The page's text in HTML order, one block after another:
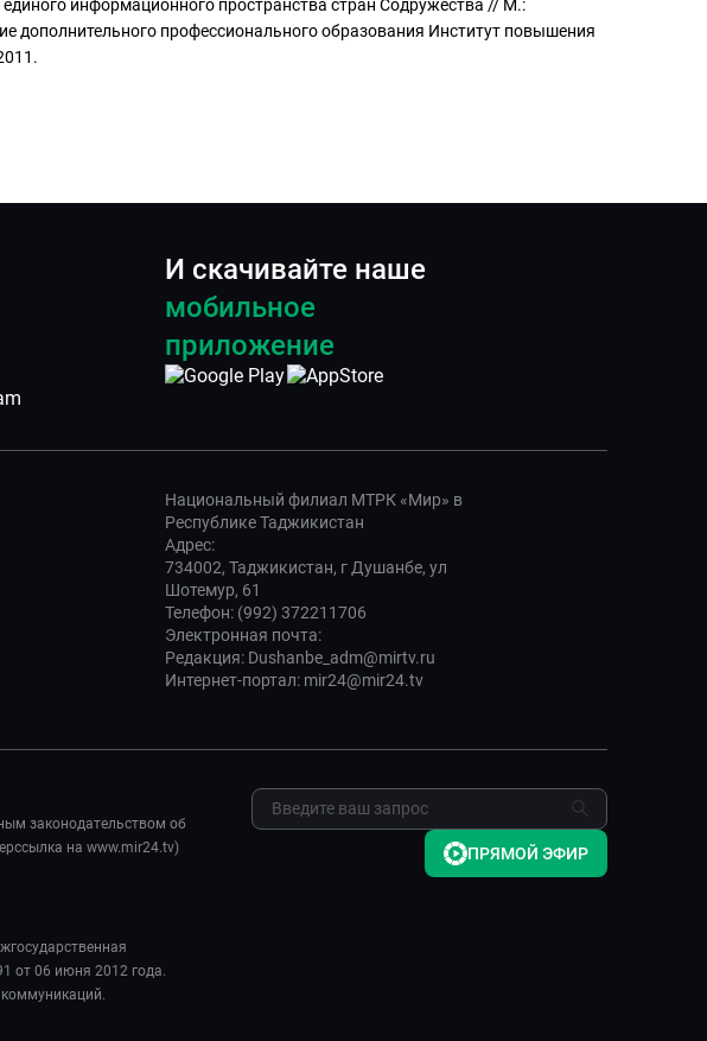
информационного пространства стран Содружества // М.:
дополнительного профессионального образования Институт повышения
И скачивайте наше
мобильное
приложение
Национальный филиал МТРК «Мир» в
Республике Таджикистан
Адрес:
734002, Таджикистан, г Душанбе, ул
Шотемур, 61
Телефон: (992) 372211706
Электронная почта:
Редакция: Dushanbe_adm@mirtv.ru
Интернет-портал: mir24@mir24.tv
законодательством об
на www.mir24.tv)
от 06 июня 2012 года.
ПРЯМОЙ ЭФИР